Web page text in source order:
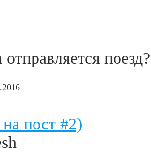
поезд?
пост #2)